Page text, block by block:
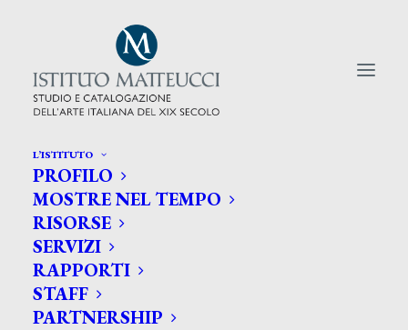
L’ISTITUTO
PROFILO
MOSTRE NEL TEMPO
RISORSE
SERVIZI
RAPPORTI
STAFF
PARTNERSHIP
CERCA TRA GLI ARTISTI:
Search
for: